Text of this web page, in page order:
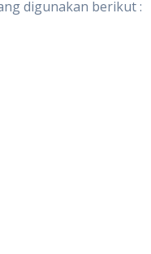
digunakan berikut :